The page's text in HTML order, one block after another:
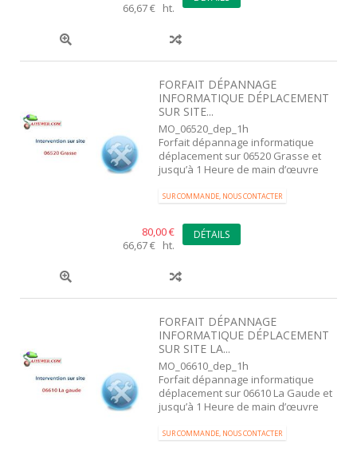
66,67 € ht.
FORFAIT DÉPANNAGE
INFORMATIQUE DÉPLACEMENT
SUR SITE...
MO_06520_dep_1h
Forfait dépannage informatique
déplacement sur 06520 Grasse et
jusqu’à 1 Heure de main d’œuvre
SUR COMMANDE, NOUS CONTACTER
80,00 €
66,67 € ht.
DÉTAILS
FORFAIT DÉPANNAGE
INFORMATIQUE DÉPLACEMENT
SUR SITE LA...
MO_06610_dep_1h
Forfait dépannage informatique
déplacement sur 06610 La Gaude et
jusqu’à 1 Heure de main d’œuvre
SUR COMMANDE, NOUS CONTACTER